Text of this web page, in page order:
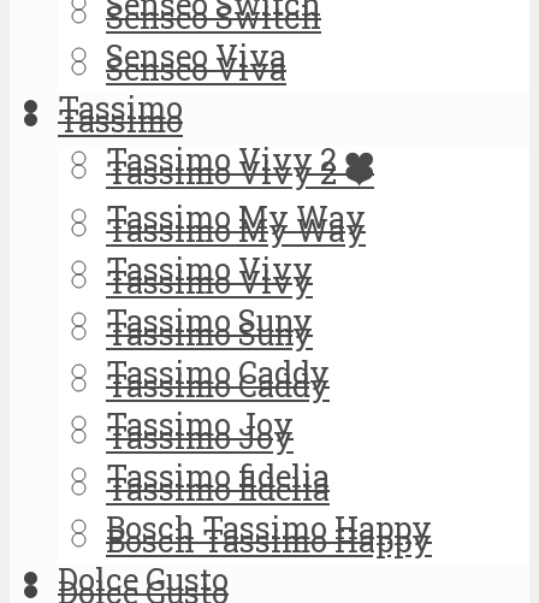
Senseo Viva
Tassimo
Tassimo Vivy 2 ❤️
Tassimo My Way
Tassimo Vivy
Tassimo Suny
Tassimo Caddy
Tassimo Joy
Tassimo fidelia
Bosch Tassimo Happy
Dolce Gusto
Senseo Switch
Senseo Viva
Tassimo
Tassimo Vivy 2 ❤️
Tassimo My Way
Tassimo Vivy
Tassimo Suny
Tassimo Caddy
Tassimo Joy
Tassimo fidelia
Bosch Tassimo Happy
Dolce Gusto